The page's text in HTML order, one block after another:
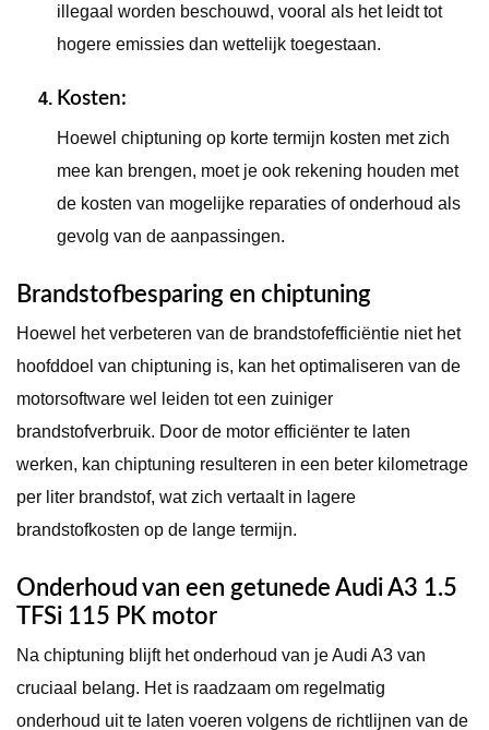
illegaal worden beschouwd, vooral als het leidt tot
hogere emissies dan wettelijk toegestaan.
Kosten:
Hoewel chiptuning op korte termijn kosten met zich
mee kan brengen, moet je ook rekening houden met
de kosten van mogelijke reparaties of onderhoud als
gevolg van de aanpassingen.
Brandstofbesparing en chiptuning
Hoewel het verbeteren van de brandstofefficiëntie niet het
hoofddoel van chiptuning is, kan het optimaliseren van de
motorsoftware wel leiden tot een zuiniger
brandstofverbruik. Door de motor efficiënter te laten
werken, kan chiptuning resulteren in een beter kilometrage
per liter brandstof, wat zich vertaalt in lagere
brandstofkosten op de lange termijn.
Onderhoud van een getunede Audi A3 1.5
TFSi 115 PK motor
Na chiptuning blijft het onderhoud van je Audi A3 van
cruciaal belang. Het is raadzaam om regelmatig
onderhoud uit te laten voeren volgens de richtlijnen van de